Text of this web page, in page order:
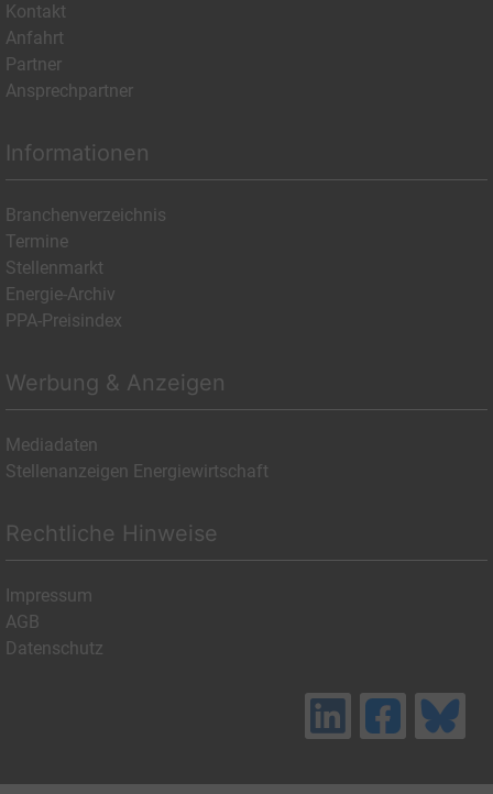
Kontakt
Anfahrt
Partner
Ansprechpartner
Informationen
Branchenverzeichnis
Termine
Stellenmarkt
Energie-Archiv
PPA-Preisindex
Werbung & Anzeigen
Mediadaten
Stellenanzeigen Energiewirtschaft
Rechtliche Hinweise
Impressum
AGB
Datenschutz